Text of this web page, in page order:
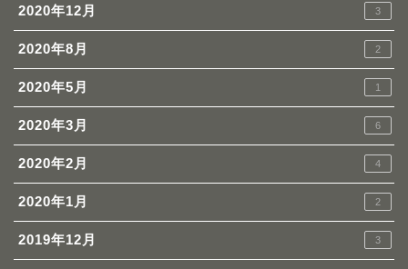
2020年12月 3
2020年8月 2
2020年5月 1
2020年3月 6
2020年2月 4
2020年1月 2
2019年12月 3